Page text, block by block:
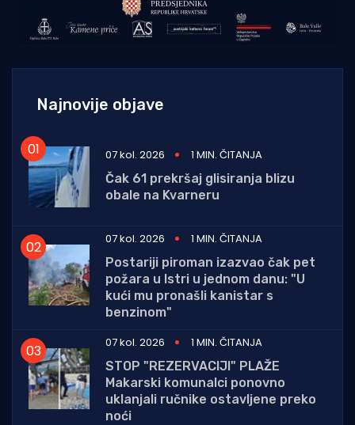
Najnovije objave
07 kol. 2026
1 MIN. ČITANJA
Čak 61 prekršaj glisiranja blizu
obale na Kvarneru
07 kol. 2026
1 MIN. ČITANJA
Postariji piroman izazvao čak pet
požara u Istri u jednom danu: "U
kući mu pronašli kanistar s
benzinom"
07 kol. 2026
1 MIN. ČITANJA
STOP "REZERVACIJI" PLAŽE
Makarski komunalci ponovno
uklanjali ručnike ostavljene preko
noći